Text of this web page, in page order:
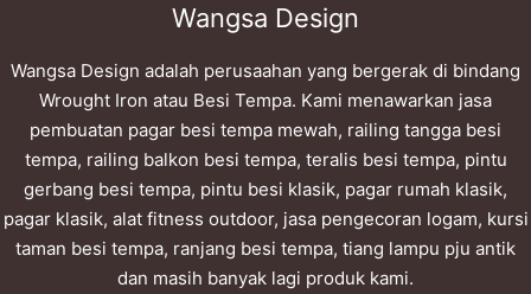
Wangsa Design
Wangsa Design adalah perusaahan yang bergerak di bindang
Wrought Iron atau Besi Tempa. Kami menawarkan jasa
pembuatan pagar besi tempa mewah, railing tangga besi
tempa, railing balkon besi tempa, teralis besi tempa, pintu
gerbang besi tempa, pintu besi klasik, pagar rumah klasik,
pagar klasik, alat fitness outdoor, jasa pengecoran logam, kursi
taman besi tempa, ranjang besi tempa, tiang lampu pju antik
dan masih banyak lagi produk kami.